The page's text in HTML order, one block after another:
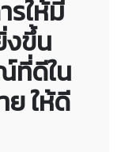
รให้มี
งขึ้น
ที่ดีใน
ให้ดี